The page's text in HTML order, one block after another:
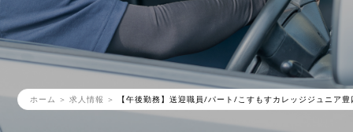
ホーム 求人情報 【午後勤務】送迎職員/パート/こすもすカレッジジュニア